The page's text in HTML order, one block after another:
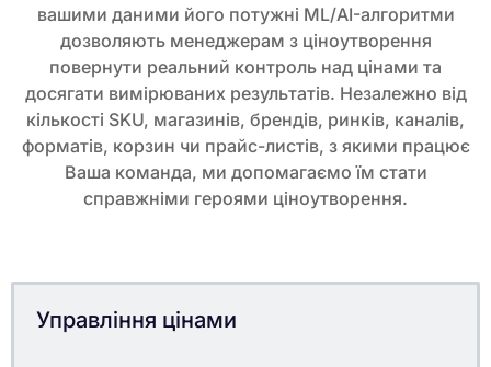
вашими даними його потужні ML/AI-алгоритми
дозволяють менеджерам з ціноутворення
повернути реальний контроль над цінами та
досягати вимірюваних результатів. Незалежно від
кількості SKU, магазинів, брендів, ринків, каналів,
форматів, корзин чи прайс-листів, з якими працює
Ваша команда, ми допомагаємо їм стати
справжніми героями ціноутворення.
Управління цінами